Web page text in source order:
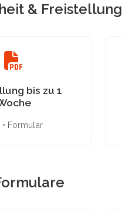
& Freistellung
bis zu 1
• Formular